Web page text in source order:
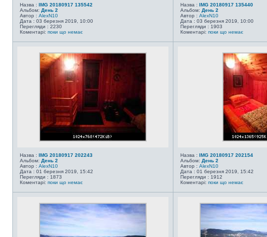
Назва : IMG 20180917 135542
Альбом: День 2
Автор : AlexN10
Дата : 03 березня 2019, 10:00
Перегляди : 2230
Коментарі: поки що немає
Назва : IMG 20180917 135440
Альбом: День 2
Автор : AlexN10
Дата : 03 березня 2019, 10:00
Перегляди : 1903
Коментарі: поки що немає
Назва : IMG 20180917 202243
Альбом: День 2
Автор : AlexN10
Дата : 01 березня 2019, 15:42
Перегляди : 1873
Коментарі: поки що немає
Назва : IMG 20180917 202154
Альбом: День 2
Автор : AlexN10
Дата : 01 березня 2019, 15:42
Перегляди : 1912
Коментарі: поки що немає